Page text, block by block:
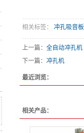
相关标签： 冲孔吸音板
上一篇： 全自动冲孔机
下一篇： 冲孔机
最近浏览：
相关产品：